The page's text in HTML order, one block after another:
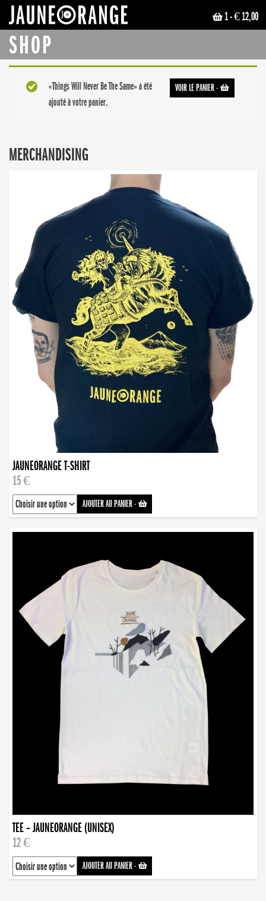
1- € 12,00
SHOP
VOIR LE PANIER-
«Things Will Never Be The Same» a été
ajouté à votre panier.
MERCHANDISING
JAUNEORANGE T-SHIRT
15 €
AJOUTER AU PANIER-
TEE – JAUNEORANGE (UNISEX)
12 €
AJOUTER AU PANIER-